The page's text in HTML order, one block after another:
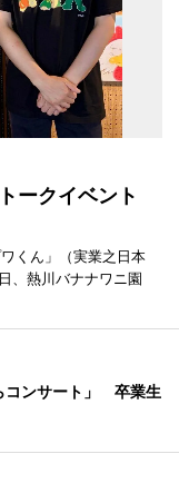
ークイベント
くん」（実業之日本
、熱川バナナワニ園
コンサート」 卒業生